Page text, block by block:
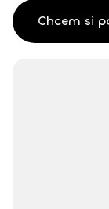
Chcem si